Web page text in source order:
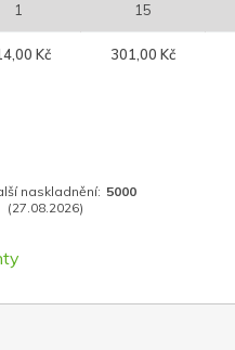
1 15
Kč 301,00 Kč
naskladnění: 5000
(27.08.2026)